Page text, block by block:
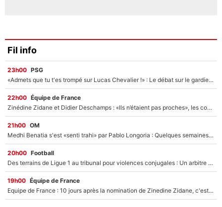
Fil info
23h00 PSG
«Admets que tu t'es trompé sur Lucas Chevalier !» : Le débat sur le gardien du PSG vire au clash à l'After Foot
22h00 Équipe de France
Zinédine Zidane et Didier Deschamps : «Ils n’étaient pas proches», les confidences d’un membre de l’équipe de France 1998 sur leur relation spéciale
21h00 OM
Medhi Benatia s'est «senti trahi» par Pablo Longoria : Quelques semaines après son départ, l'ancien directeur de football de l'OM règle ses comptes
20h00 Football
Des terrains de Ligue 1 au tribunal pour violences conjugales : Un arbitre français encourt une peine de 18 mois de prison !
19h00 Équipe de France
Equipe de France : 10 jours après la nomination de Zinedine Zidane, c'est au tour de son fils de prendre un nouveau départ !